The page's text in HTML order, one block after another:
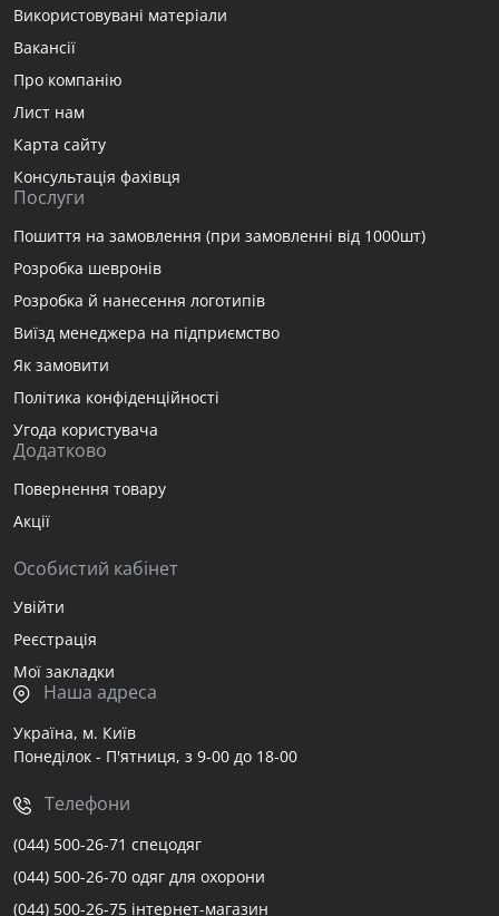
Використовувані матеріали
Вакансії
Про компанію
Лист нам
Карта сайту
Консультація фахівця
Послуги
Пошиття на замовлення (при замовленні від 1000шт)
Розробка шевронів
Розробка й нанесення логотипів
Виїзд менеджера на підприємство
Як замовити
Політика конфіденційності
Угода користувача
Додатково
Повернення товару
Акції
Особистий кабінет
Увійти
Реєстрація
Мої закладки
Наша адреса
Україна, м. Київ
Понеділок - П'ятниця, з 9-00 до 18-00
Телефони
(044) 500-26-71 спецодяг
(044) 500-26-70 одяг для охорони
(044) 500-26-75 інтернет-магазин